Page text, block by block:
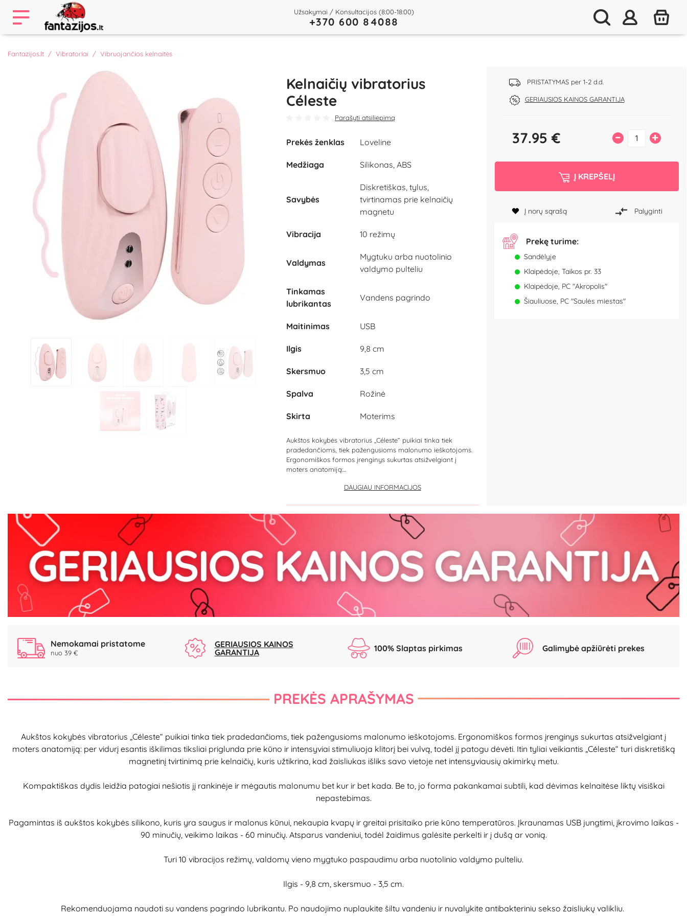
Užsakymai / Konsultacijos (8:00-18:00)
+370 600 84088
Fantazijos.lt Vibratoriai Vibruojančios kelnaitės
Kelnaičių vibratorius
Céleste
Parašyti atsiliepimą
PRISTATYMAS per 1-2 d.d.
GERIAUSIOS KAINOS GARANTIJA
Prekės ženklas Loveline
Medžiaga Silikonas, ABS
Savybės
Diskretiškas, tylus,
tvirtinamas prie kelnaičių
magnetu
Vibracija 10 režimų
Valdymas
Mygtuku arba nuotolinio
valdymo pulteliu
Tinkamas
lubrikantas
Vandens pagrindo
Maitinimas USB
Ilgis 9,8 cm
Skersmuo 3,5 cm
Spalva Rožinė
Skirta Moterims
Aukštos kokybės vibratorius „Céleste“ puikiai tinka tiek
pradedančioms, tiek pažengusioms malonumo ieškotojoms.
Ergonomiškos formos įrenginys sukurtas atsižvelgiant į
moters anatomiją:...
DAUGIAU INFORMACIJOS
37.95 € – +
Į KREPŠELĮ
Į norų sąrašą Palyginti
Prekę turime:
Sandėlyje
Klaipėdoje, Taikos pr. 33
Klaipėdoje, PC "Akropolis"
Šiauliuose, PC "Saulės miestas"
Nemokamai pristatome
nuo 39 €
GERIAUSIOS KAINOS
GARANTIJA
100% Slaptas pirkimas Galimybė apžiūrėti prekes
PREKĖS APRAŠYMAS
Aukštos kokybės vibratorius „Céleste“ puikiai tinka tiek pradedančioms, tiek pažengusioms malonumo ieškotojoms. Ergonomiškos formos įrenginys sukurtas atsižvelgiant į
moters anatomiją: per vidurį esantis iškilimas tiksliai priglunda prie kūno ir intensyviai stimuliuoja klitorį bei vulvą, todėl jį patogu dėvėti. Itin tyliai veikiantis „Céleste“ turi diskretišką
magnetinį tvirtinimą prie kelnaičių, kuris užtikrina, kad žaisliukas išliks savo vietoje net intensyviausių akimirkų metu.
Kompaktiškas dydis leidžia patogiai nešiotis jį rankinėje ir mėgautis malonumu bet kur ir bet kada. Be to, jo forma pakankamai subtili, kad dėvimas kelnaitėse liktų visiškai
nepastebimas.
Pagamintas iš aukštos kokybės silikono, kuris yra saugus ir malonus kūnui, nekaupia kvapų ir greitai prisitaiko prie kūno temperatūros. Įkraunamas USB jungtimi, įkrovimo laikas -
90 minučių, veikimo laikas - 60 minučių. Atsparus vandeniui, todėl žaidimus galėsite perkelti ir į dušą ar vonią.
Turi 10 vibracijos režimų, valdomų vieno mygtuko paspaudimu arba nuotolinio valdymo pulteliu.
Ilgis - 9,8 cm, skersmuo - 3,5 cm.
Rekomenduojama naudoti su vandens pagrindo lubrikantu. Po naudojimo nuplaukite šiltu vandeniu ir nuvalykite antibakteriniu sekso žaisliukų valikliu.